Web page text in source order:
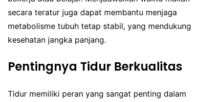
secara teratur juga dapat membantu menjaga
metabolisme tubuh tetap stabil, yang mendukung
kesehatan jangka panjang.
Pentingnya Tidur Berkualitas
Tidur memiliki peran yang sangat penting dalam